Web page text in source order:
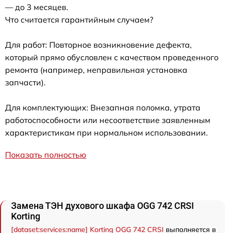
— до 3 месяцев.
Что считается гарантийным случаем?
Для работ: Повторное возникновение дефекта,
который прямо обусловлен с качеством проведенного
ремонта (например, неправильная установка
запчасти).
Для комплектующих: Внезапная поломка, утрата
работоспособности или несоответствие заявленным
характеристикам при нормальном использовании.
Показать полностью
Замена ТЭН духового шкафа OGG 742 CRSI
Korting
[dataset:services:name] Korting OGG 742 CRSI выполняется в